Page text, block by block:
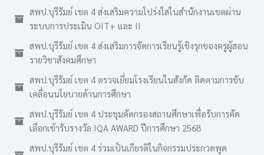
สพป.บุรีรัมย์ เขต 4 ส่งเสริมความโปร่งใสในสำนักงานเขตผ่าน
ระบบการประเมิน OIT+ และ II
สพป.บุรีรัมย์ เขต 4 ส่งเสริมการจัดการเรียนรู้เชิงรุกของครูผู้สอน
รายวิชาสังคมศึกษา
สพป.บุรีรัมย์ เขต 4 ตรวจเยี่ยมโรงเรียนในสังกัด ติดตามการขับ
เคลื่อนนโยบายด้านการศึกษา
สพป.บุรีรัมย์ เขต 4 ประชุมคัดกรองสถานศึกษาเพื่อรับการคัด
เลือกเข้ารับรางวัล IQA AWARD ปีการศึกษา 2568
สพป.บุรีรัมย์ เขต 4 ร่วมเป็นเกียรติในกิจกรรมประกวดพูด